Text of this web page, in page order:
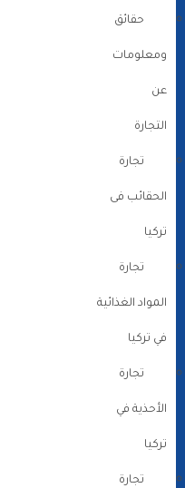
حقائق
ومعلومات
عن
التجارة
تجارة
الحقائب فى
تركيا
تجارة
المواد الغذائية
في تركيا
تجارة
الأحذية في
تركيا
تجارة